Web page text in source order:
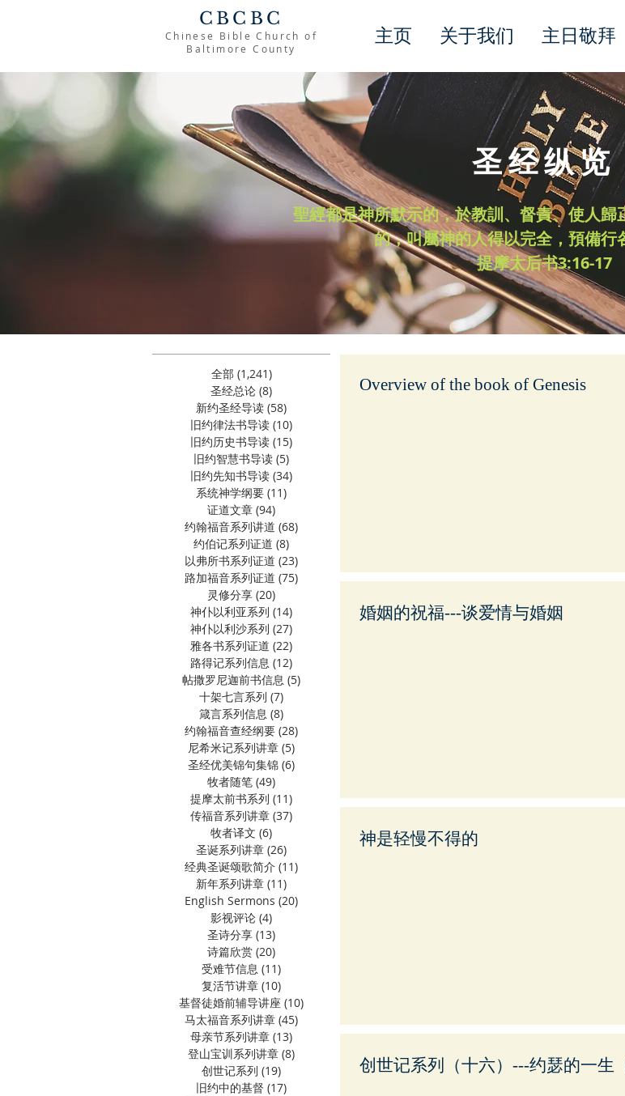
CBCBC
Chinese Bible Church of
Baltimore County
主页 关于我们 主日敬拜
圣经纵览
聖經都是神所默示的，於教訓、督責、使人歸
的，叫屬神的人得以完全，預備行
​提摩太后书3:16-17
全部 (1,241)1,241 篇文章
圣经总论 (8)
新约圣经导读 (58)
旧约律法书导读 (10)
旧约历史书导读 (15)
旧约智慧书导读 (5)
旧约先知书导读 (34)
系统神学纲要 (11)
证道文章 (94)
约翰福音系列讲道 (68)
约伯记系列证道 (8)
以弗所书系列证道 (23)
路加福音系列证道 (75) 75 篇文章
灵修分享 (20)
神仆以利亚系列 (14)
神仆以利沙系列 (27)
雅各书系列证道 (22)
路得记系列信息 (12)
帖撒罗尼迦前书信息 (5)
十架七言系列 (7)
箴言系列信息 (8)
约翰福音查经纲要 (28)
尼希米记系列讲章 (5)
圣经优美锦句集锦 (6)
牧者随笔 (49)
提摩太前书系列 (11) 11 篇文章
传福音系列讲章 (37)
牧者译文 (6)
圣诞系列讲章 (26)
经典圣诞颂歌简介 (11)
新年系列讲章 (11)
English Sermons (20)
影视评论 (4)
圣诗分享 (13)
诗篇欣赏 (20)
受难节信息 (11)
复活节讲章 (10)
基督徒婚前辅导讲座 (10)
马太福音系列讲章 (45)
母亲节系列讲章 (13) 13 篇文章
登山宝训系列讲章 (8)
创世记系列 (19)
旧约中的基督 (17)
Overview of the book of Genesis
婚姻的祝福---谈爱情与婚姻
神是轻慢不得的
创世记系列（十六）---约瑟的一生